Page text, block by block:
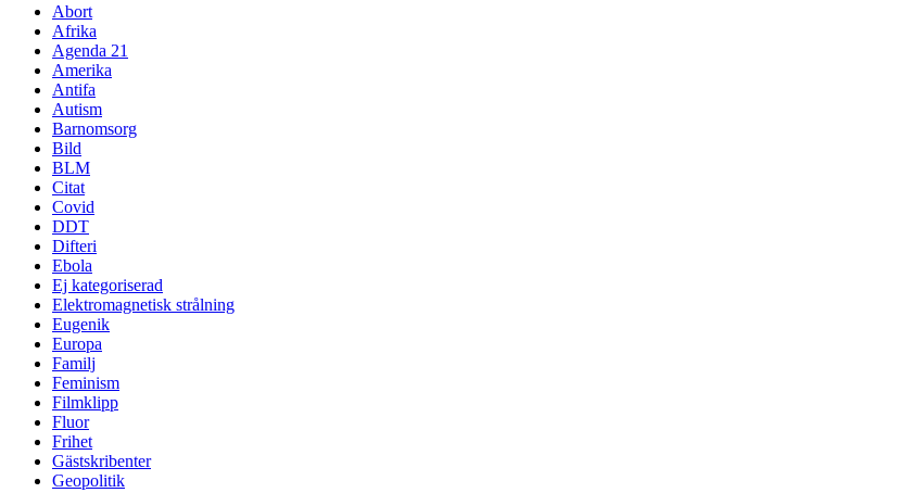
Abort
Afrika
Agenda 21
Amerika
Antifa
Autism
Barnomsorg
Bild
BLM
Citat
Covid
DDT
Difteri
Ebola
Ej kategoriserad
Elektromagnetisk strålning
Eugenik
Europa
Familj
Feminism
Filmklipp
Fluor
Frihet
Gästskribenter
Geopolitik